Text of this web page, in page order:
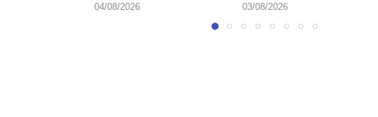
04/08/2026 03/08/2026